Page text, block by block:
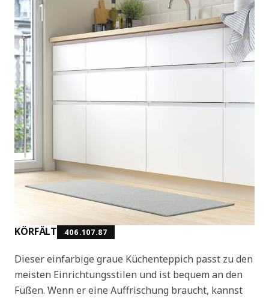
KÖRFÄLT 406.107.87
Dieser einfarbige graue Küchenteppich passt zu den
meisten Einrichtungsstilen und ist bequem an den
Füßen. Wenn er eine Auffrischung braucht, kannst